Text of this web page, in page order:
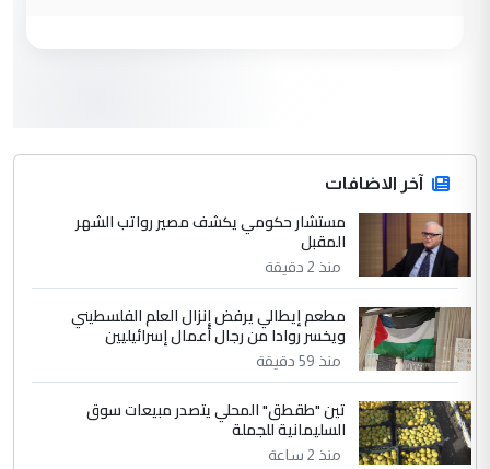
جنسية الرافد الثالث للعراق ومن اصول عريقة
ابا فرات ...
الموضوع :
الجواهري يرد على صدام حسين سل
مضجعيك يابن الزنا (نص كامل)
سردار
التعليق : واحد من عصابة علي ماما يسقط
جنسية الرافد الثالث للعراق ومن اصول عريقة
ابا فرات ...
الموضوع :
الجواهري يرد على صدام حسين سل
مضجعيك يابن الزنا (نص كامل)
آخر الاضافات
مستشار حكومي يكشف مصير رواتب الشهر
المقبل
منذ 2 دقيقة
مطعم إيطالي يرفض إنزال العلم الفلسطيني
ويخسر روادا من رجال أعمال إسرائيليين
منذ 59 دقيقة
تين "طقطق" المحلي يتصدر مبيعات سوق
السليمانية للجملة
منذ 2 ساعة